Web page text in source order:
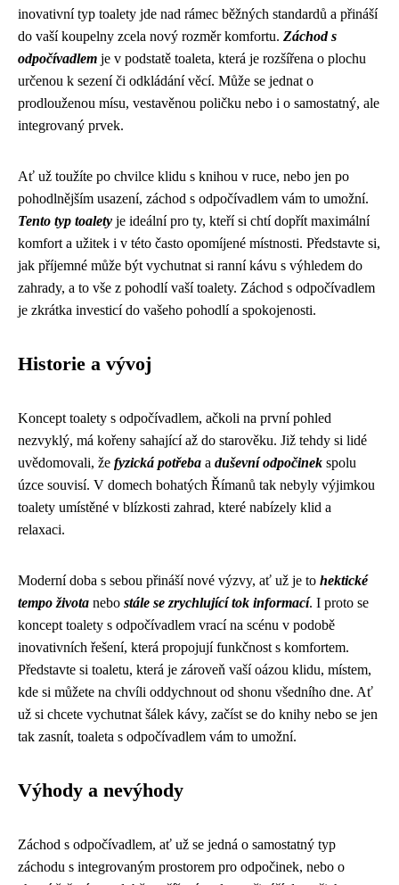
inovativní typ toalety jde nad rámec běžných standardů a přináší
do vaší koupelny zcela nový rozměr komfortu. Záchod s
odpočívadlem je v podstatě toaleta, která je rozšířena o plochu
určenou k sezení či odkládání věcí. Může se jednat o
prodlouženou mísu, vestavěnou poličku nebo i o samostatný, ale
integrovaný prvek.
Ať už toužíte po chvilce klidu s knihou v ruce, nebo jen po
pohodlnějším usazení, záchod s odpočívadlem vám to umožní.
Tento typ toalety je ideální pro ty, kteří si chtí dopřít maximální
komfort a užitek i v této často opomíjené místnosti. Představte si,
jak příjemné může být vychutnat si ranní kávu s výhledem do
zahrady, a to vše z pohodlí vaší toalety. Záchod s odpočívadlem
je zkrátka investicí do vašeho pohodlí a spokojenosti.
Historie a vývoj
Koncept toalety s odpočívadlem, ačkoli na první pohled
nezvyklý, má kořeny sahající až do starověku. Již tehdy si lidé
uvědomovali, že fyzická potřeba a duševní odpočinek spolu
úzce souvisí. V domech bohatých Římanů tak nebyly výjimkou
toalety umístěné v blízkosti zahrad, které nabízely klid a
relaxaci.
Moderní doba s sebou přináší nové výzvy, ať už je to hektické
tempo života nebo stále se zrychlující tok informací. I proto se
koncept toalety s odpočívadlem vrací na scénu v podobě
inovativních řešení, která propojují funkčnost s komfortem.
Představte si toaletu, která je zároveň vaší oázou klidu, místem,
kde si můžete na chvíli oddychnout od shonu všedního dne. Ať
už si chcete vychutnat šálek kávy, začíst se do knihy nebo se jen
tak zasnít, toaleta s odpočívadlem vám to umožní.
Výhody a nevýhody
Záchod s odpočívadlem, ať už se jedná o samostatný typ
záchodu s integrovaným prostorem pro odpočinek, nebo o